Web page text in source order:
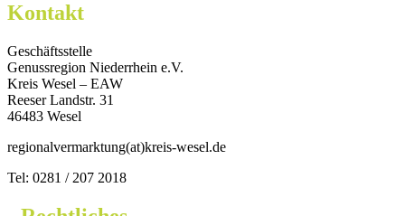
Kontakt
Geschäftsstelle
Genussregion Niederrhein e.V.
Kreis Wesel – EAW
Reeser Landstr. 31
46483 Wesel
regionalvermarktung(at)kreis-wesel.de
Tel: 0281 / 207 2018